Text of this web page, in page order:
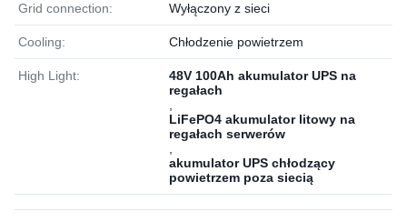
Grid connection: Wyłączony z sieci
Cooling: Chłodzenie powietrzem
High Light:
48V 100Ah akumulator UPS na
regałach
LiFePO4 akumulator litowy na
regałach serwerów
akumulator UPS chłodzący
powietrzem poza siecią